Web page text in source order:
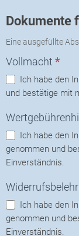
Dokumente
Eine ausgefüllte
Vollmacht *
Ich habe den
und bestätige mit
Ich habe den
genommen und
Einverständnis.
Ich habe den
genommen und
Einverständnis.